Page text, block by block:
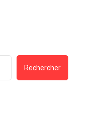
Rechercher